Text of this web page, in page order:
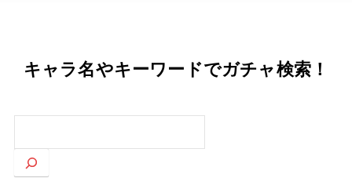
キャラ名やキーワードでガチャ検索！
索